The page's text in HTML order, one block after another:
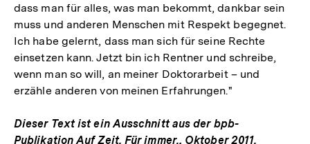
dass man für alles, was man bekommt, dankbar sein
muss und anderen Menschen mit Respekt begegnet.
Ich habe gelernt, dass man sich für seine Rechte
einsetzen kann. Jetzt bin ich Rentner und schreibe,
wenn man so will, an meiner Doktorarbeit – und
erzähle anderen von meinen Erfahrungen."
Dieser Text ist ein Ausschnitt aus der bpb-
Publikation Auf Zeit. Für immer., Oktober 2011.